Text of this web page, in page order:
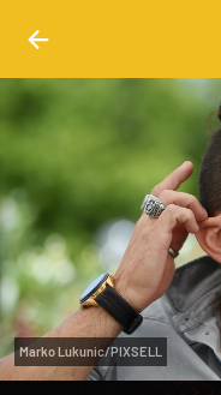
Marko Lukunic/PIXSELL